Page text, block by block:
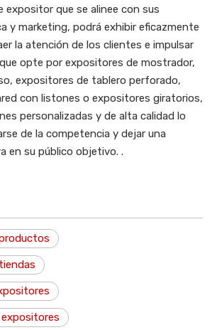
expositor que se alinee con sus
y marketing, podrá exhibir eficazmente
la atención de los clientes e impulsar
opte por expositores de mostrador,
expositores de tablero perforado,
con listones o expositores giratorios,
personalizadas y de alta calidad lo
de la competencia y dejar una
en su público objetivo. .